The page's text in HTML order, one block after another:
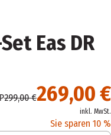
Eas DR
269,00 €
299,00 €
inkl. MwSt.
Sie sparen 10 %